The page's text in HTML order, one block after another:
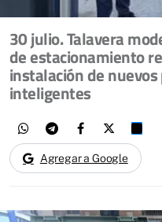
30 julio. Talavera
de estacionamiento
instalación de
inteligentes
Agregar a Google